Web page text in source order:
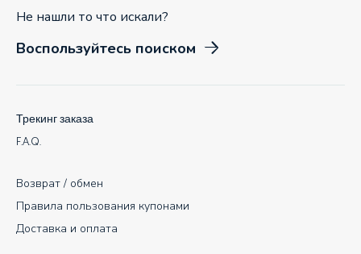
Не нашли то что искали?
Воспользуйтесь поиском
Возврат / обмен
Правила пользования купонами
Доставка и оплата
Трекинг заказа
F.A.Q.